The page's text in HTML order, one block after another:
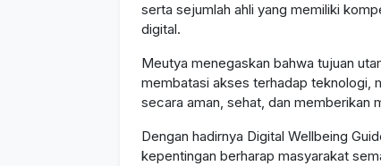
serta sejumlah ahli yang memiliki
digital.
Meutya menegaskan bahwa tujuan
membatasi akses terhadap teknologi,
secara aman, sehat, dan memberikan
Dengan hadirnya Digital Wellbeing
kepentingan berharap masyarakat